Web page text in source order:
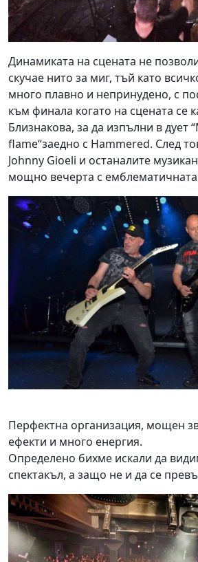
Динамиката на сцената не
скучае нито за миг, тъй като
много плавно и непринудено, с
към финала когато на сцената се
Близнакова, за да изпълни в дует
flame“заедно с Hammered. След
Johnny Gioeli и останалите
мощно вечерта с
Перфектна организация, мощен
ефекти и много енергия.
Определено бихме искали да
спектакъл, а защо не и да се